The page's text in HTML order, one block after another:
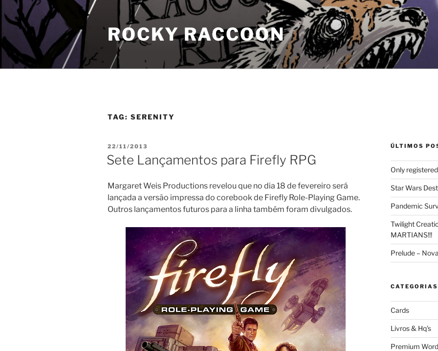
Pular
para
conteúdo
ROCKY RACCOON
TAG: SERENITY
PUBLICADO
EM
22/11/2013
Sete Lançamentos para Firefly RPG
Margaret Weis Productions revelou que no dia 18 de fevereiro será
lançada a versão impressa do corebook de Firefly Role-Playing Game.
Outros lançamentos futuros para a linha também foram divulgados.
ÚLTIMOS
Only
Star Wars
Pandemic
Twilight
MARTIANS!!!
Prelude –
CATEGORIAS
Cards
Livros & Hq's
Premium